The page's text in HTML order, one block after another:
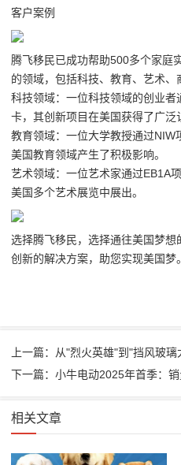
客户案例
腾飞移民已成功帮助500多个家庭
的领域，包括科技、教育、艺术、
科技领域：一位科技领域的创业
卡，其创新项目在美国获得了广泛
教育领域：一位大学教授通过
美国教育领域产生了积极影响。
艺术领域：一位艺术家通过EB1A
美国多个艺术展览中展出。
选择腾飞移民，选择通往美国梦
创新的解决方案，助您实现美国梦。
下一篇：小牛电动2025年首季：
相关文章